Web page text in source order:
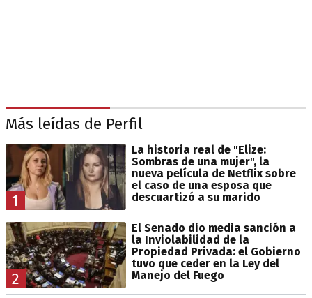
Más leídas de Perfil
1
La historia real de "Elize:
Sombras de una mujer", la
nueva película de Netflix sobre
el caso de una esposa que
descuartizó a su marido
2
El Senado dio media sanción a
la Inviolabilidad de la
Propiedad Privada: el Gobierno
tuvo que ceder en la Ley del
Manejo del Fuego